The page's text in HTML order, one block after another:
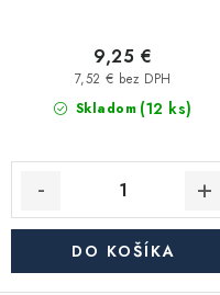
Skladom (12 ks)
7,52 € bez DPH
9,25 €
DO KOŠÍKA